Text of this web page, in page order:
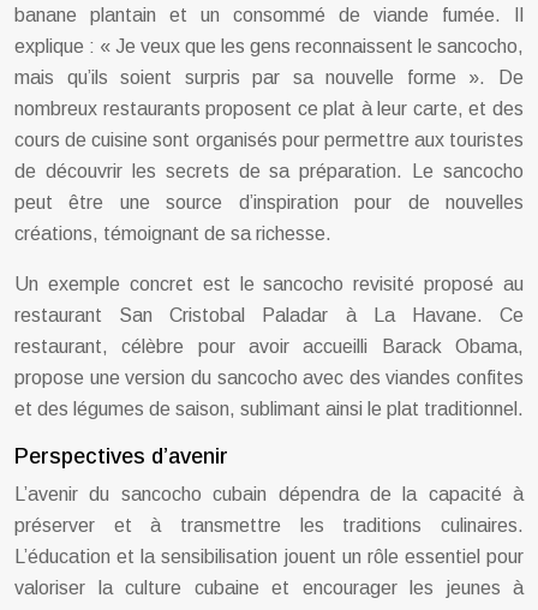
banane plantain et un consommé de viande fumée. Il
explique : « Je veux que les gens reconnaissent le sancocho,
mais qu’ils soient surpris par sa nouvelle forme ». De
nombreux restaurants proposent ce plat à leur carte, et des
cours de cuisine sont organisés pour permettre aux touristes
de découvrir les secrets de sa préparation. Le sancocho
peut être une source d’inspiration pour de nouvelles
créations, témoignant de sa richesse.
Un exemple concret est le sancocho revisité proposé au
restaurant San Cristobal Paladar à La Havane. Ce
restaurant, célèbre pour avoir accueilli Barack Obama,
propose une version du sancocho avec des viandes confites
et des légumes de saison, sublimant ainsi le plat traditionnel.
Perspectives d’avenir
L’avenir du sancocho cubain dépendra de la capacité à
préserver et à transmettre les traditions culinaires.
L’éducation et la sensibilisation jouent un rôle essentiel pour
valoriser la culture cubaine et encourager les jeunes à